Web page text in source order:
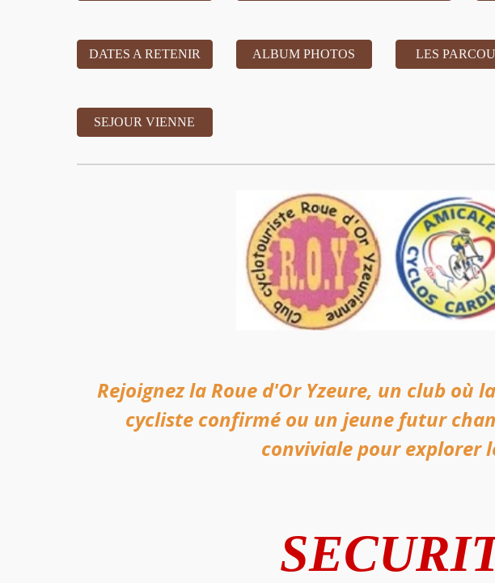
DATES A RETENIR ALBUM PHOTOS LES
SEJOUR VIENNE
Rejoignez la Roue d'Or Yzeure, un club où
cycliste confirmé ou un jeune futur
conviviale pour explorer